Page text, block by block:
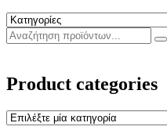
Product categories